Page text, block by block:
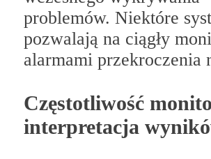
problemów. Niektóre
pozwalają na ciągły
alarmami przekroczenia
Częstotliwość
interpretacja